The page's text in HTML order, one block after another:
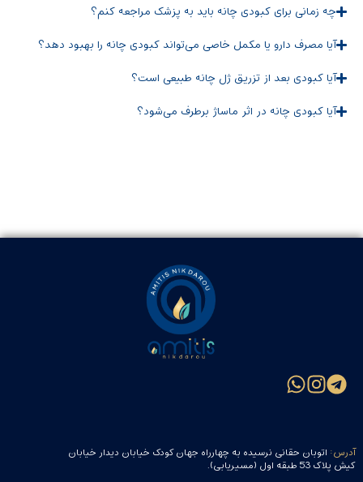
چه زمانی برای کبودی چانه باید به پزشک مراجعه کنم؟
آیا مصرف دارو یا مکمل خاصی می‌تواند کبودی چانه را بهبود دهد؟
آیا کبودی بعد از تزریق ژل چانه طبیعی است؟
آیا کبودی چانه در اثر ماساژ برطرف می‌شود؟
آدرس: اتوبان حقانی نرسیده به چهارراه جهان کودک خیابان دیدار خیابان
کیش پلاک 53 طبقه اول (مسیریابی).